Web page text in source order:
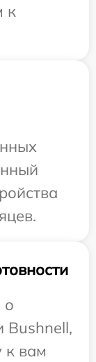
к
о
Bushnell,
к вам